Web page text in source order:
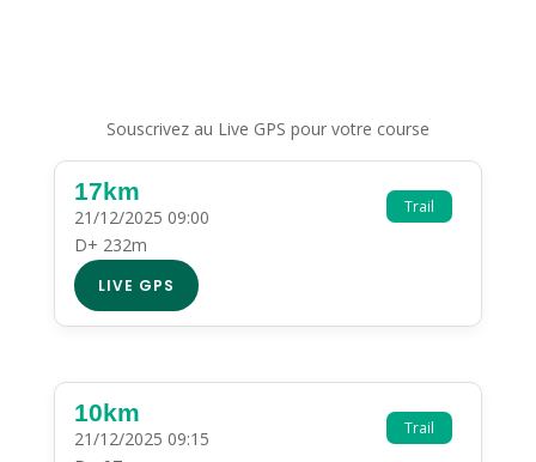
Souscrivez au Live GPS pour votre course
Trail
17km
21/12/2025 09:00
D+ 232m
LIVE GPS
Trail
10km
21/12/2025 09:15